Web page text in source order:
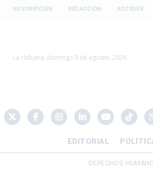
SUSCRIPCIÓN REDACCIÓN ACCEDER
La Habana, domingo 9 de agosto, 2026
EDITORIAL
DERECHOS